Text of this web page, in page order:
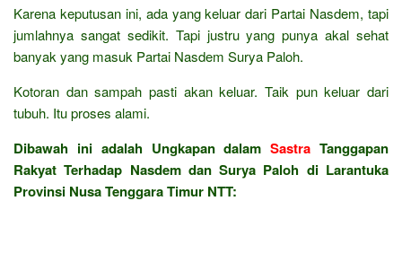
Karena keputusan ini, ada yang keluar dari Partai Nasdem, tapi
jumlahnya sangat sedikit. Tapi justru yang punya akal sehat
banyak yang masuk Partai Nasdem Surya Paloh.
Kotoran dan sampah pasti akan keluar. Taik pun keluar dari
tubuh. Itu proses alami.
Dibawah ini adalah Ungkapan dalamSastra Tanggapan
Rakyat Terhadap Nasdem dan Surya Paloh di Larantuka
Provinsi Nusa Tenggara Timur NTT: